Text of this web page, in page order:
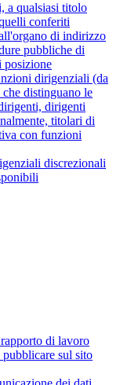
a qualsiasi titolo
conferiti
di indirizzo
pubbliche di
posizione
dirigenziali (da
distinguano le
dirigenti
titolari di
con funzioni
discrezionali
di lavoro
sul sito